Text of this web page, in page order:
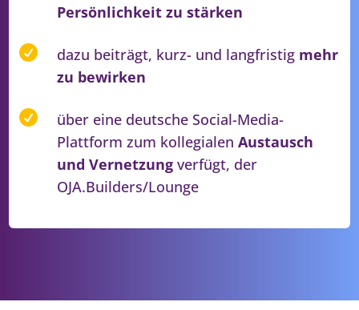
Persönlichkeit zu stärken
 dazu beiträgt, kurz- und langfristig mehr
zu bewirken

über eine deutsche Social-Media-
Plattform zum kollegialen Austausch
und Vernetzungverfügt, der
OJA.Builders/Lounge